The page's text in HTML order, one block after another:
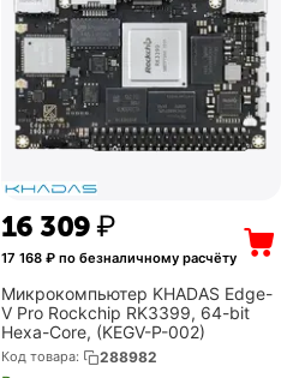
16 309₽
17 168₽ по безналичному расчёту
Микрокомпьютер KHADAS Edge-
V Pro Rockchip RK3399, 64-bit
Hexa-Core, (KEGV-P-002)
Код товара: 288982